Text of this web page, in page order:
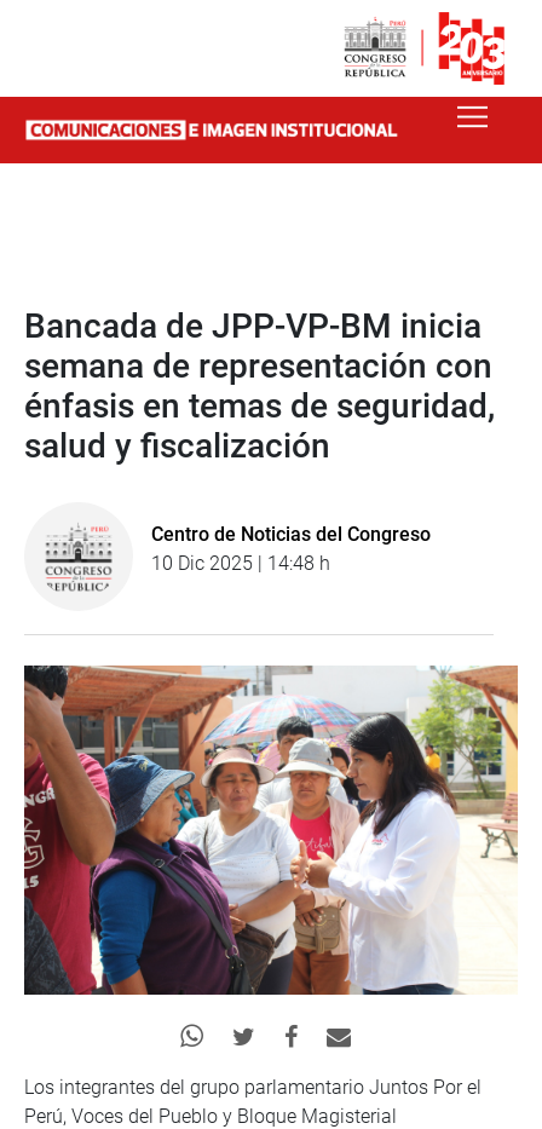
Bancada de JPP-VP-BM inicia
semana de representación con
énfasis en temas de seguridad,
salud y fiscalización
Centro de Noticias del Congreso
10 Dic 2025 | 14:48 h
Los integrantes del grupo parlamentario Juntos Por el
Perú, Voces del Pueblo y Bloque Magisterial